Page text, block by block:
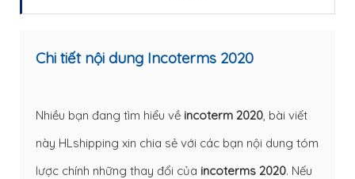
Chi tiết nội dung Incoterms 2020
Nhiều bạn đang tìm hiểu về incoterm 2020, bài viết
này HLshipping xin chia sẻ với các bạn nội dung tóm
lược chính những thay đổi của incoterms 2020. Nếu